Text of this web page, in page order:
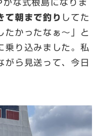
な式根島になりま
て朝まで釣り してた
たかったなぁ～」と
乗り込みました。私
がら見送って、今日